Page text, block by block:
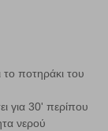
το ποτηράκι του
για 30' περίπου
νερού